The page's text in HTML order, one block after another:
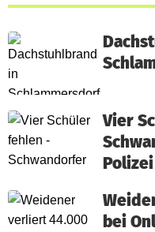
Vier
bei